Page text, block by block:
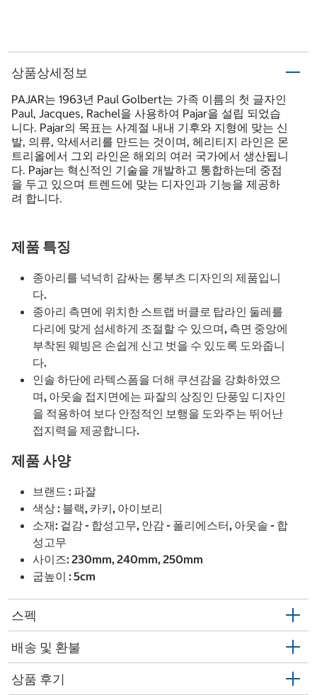
상품상세정보
PAJAR는 1963년 Paul Golbert는 가족 이름의 첫 글자인
Paul, Jacques, Rachel을 사용하여 Pajar을 설립 되었습
니다. Pajar의 목표는 사계절 내내 기후와 지형에 맞는 신
발, 의류, 악세서리를 만드는 것이며, 헤리티지 라인은 몬
트리올에서 그외 라인은 해외의 여러 국가에서 생산됩니
다. Pajar는 혁신적인 기술을 개발하고 통합하는데 중점
을 두고 있으며 트렌드에 맞는 디자인과 기능을 제공하
려 합니다.
제품 특징
종아리를 넉넉히 감싸는 롱부츠 디자인의 제품입니
다.
종아리 측면에 위치한 스트랩 버클로 탑라인 둘레를
다리에 맞게 섬세하게 조절할 수 있으며, 측면 중앙에
부착된 웨빙은 손쉽게 신고 벗을 수 있도록 도와줍니
다.
인솔 하단에 라텍스폼을 더해 쿠션감을 강화하였으
며, 아웃솔 접지면에는 파잘의 상징인 단풍잎 디자인
을 적용하여 보다 안정적인 보행을 도와주는 뛰어난
접지력을 제공합니다.
제품 사양
브랜드 : 파잘
색상 : 블랙, 카키, 아이보리
소재: 겉감 - 합성고무, 안감 - 폴리에스터, 아웃솔 - 합
성고무
사이즈: 230mm, 240mm, 250mm
굽높이 : 5cm
스펙
배송 및 환불
상품 후기